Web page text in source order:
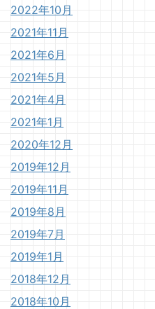
2022年10月
2021年11月
2021年6月
2021年5月
2021年4月
2021年1月
2020年12月
2019年12月
2019年11月
2019年8月
2019年7月
2019年1月
2018年12月
2018年10月